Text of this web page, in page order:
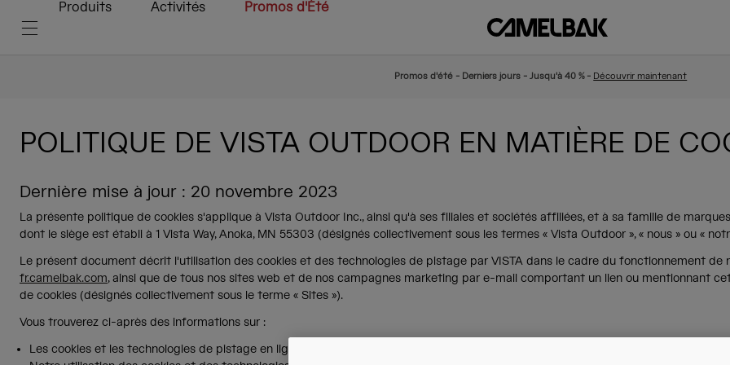
Produits Activités Promos d'Été
Promos d'été - Derniers jours - Jusqu'à 40 % - Découvrir maintenant
POLITIQUE DE VISTA OUTDOOR EN MATIÈRE DE
Dernière mise à jour : 20 novembre 2023
La présente politique de cookies s'applique à Vista Outdoor Inc., ainsi qu'à ses filiales et sociétés affiliées, et à sa famille de
dont le siège est établi à 1 Vista Way, Anoka, MN 55303 (désignés collectivement sous les termes « Vista Outdoor », « nous » ou «
Le présent document décrit l'utilisation des cookies et des technologies de pistage par VISTA dans le cadre du fonctionnement de
fr.camelbak.com, ainsi que de tous nos sites web et de nos campagnes marketing par e-mail comportant un lien ou mentionnant
de cookies (désignés collectivement sous le terme « Sites »).
Vous trouverez ci-après des informations sur :
Les cookies et les technologies de pistage en ligne;